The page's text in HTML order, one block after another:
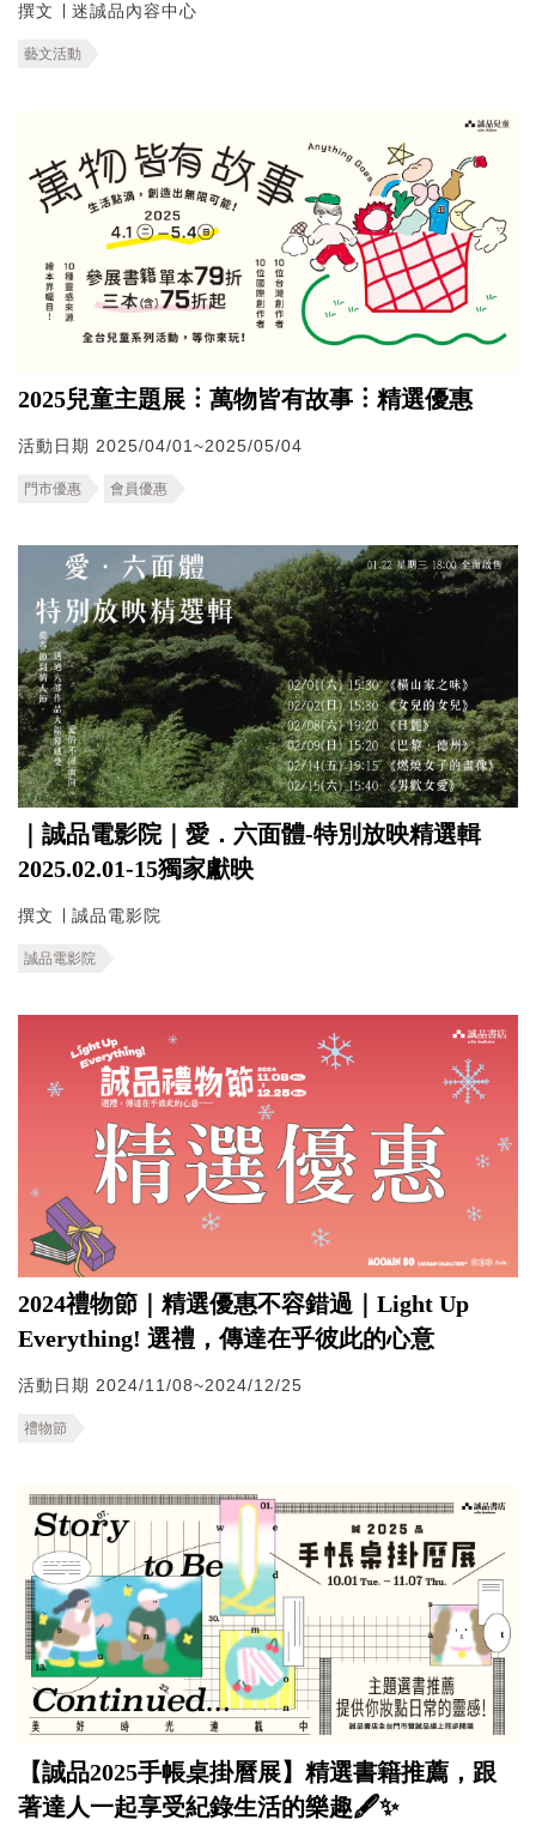
撰文 ∣ 迷誠品內容中心
藝文活動
2025兒童主題展︙萬物皆有故事︙精選優惠
活動日期 2025/04/01~2025/05/04
門市優惠 會員優惠
｜誠品電影院｜愛．六面體-特別放映精選輯
2025.02.01-15獨家獻映
撰文 ∣ 誠品電影院
誠品電影院
2024禮物節｜精選優惠不容錯過｜Light Up
Everything! 選禮，傳達在乎彼此的心意
活動日期 2024/11/08~2024/12/25
禮物節
【誠品2025手帳桌掛曆展】精選書籍推薦，跟
著達人一起享受紀錄生活的樂趣🖋️✨